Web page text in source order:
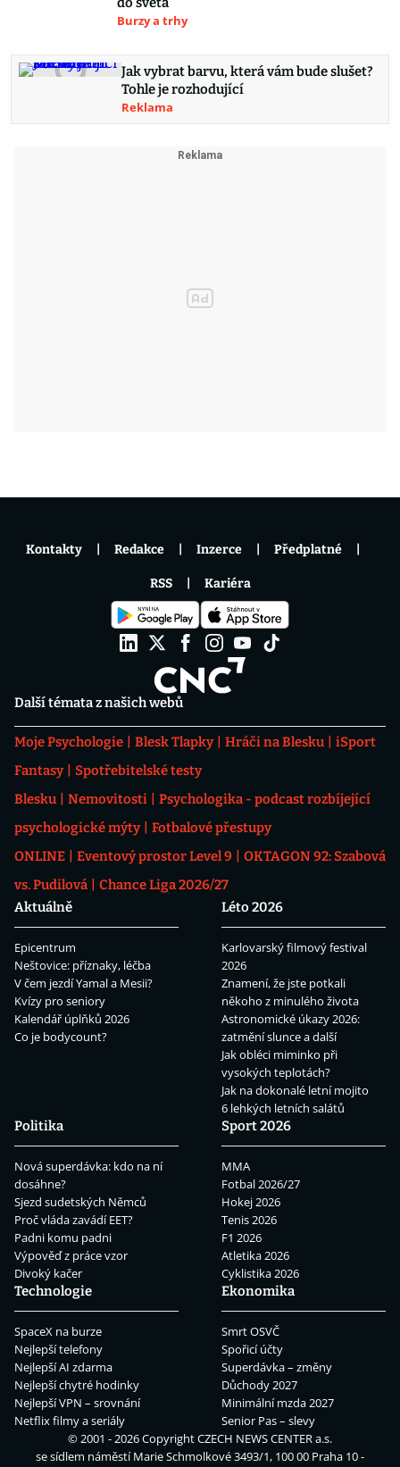
Burzy a trhy
Jak vybrat barvu, která vám bude slušet?
Tohle je rozhodující
Reklama
Další témata z našich webů
Moje Psychologie Blesk Tlapky Hráči na Blesku
iSport
Fantasy
Spotřebitelské testy
Blesku
Nemovitosti
Psychologika - podcast rozbíjející
psychologické mýty
Fotbalové přestupy
ONLINE
Eventový prostor Level 9
OKTAGON 92: Szabová
vs. Pudilová
Chance Liga 2026/27
Aktuálně
Epicentrum
Neštovice: příznaky, léčba
V čem jezdí Yamal a Mesii?
Kvízy pro seniory
Kalendář úplňků 2026
Co je bodycount?
Léto 2026
Karlovarský filmový festival
2026
Znamení, že jste potkali
někoho z minulého života
Astronomické úkazy 2026:
zatmění slunce a další
Jak obléci miminko při
vysokých teplotách?
Jak na dokonalé letní mojito
6 lehkých letních salátů
Politika
Nová superdávka: kdo na ní
dosáhne?
Sjezd sudetských Němců
Proč vláda zavádí EET?
Padni komu padni
Výpověď z práce vzor
Divoký kačer
Sport 2026
MMA
Fotbal 2026/27
Hokej 2026
Tenis 2026
F1 2026
Atletika 2026
Cyklistika 2026
Technologie
SpaceX na burze
Nejlepší telefony
Nejlepší AI zdarma
Nejlepší chytré hodinky
Nejlepší VPN – srovnání
Netflix filmy a seriály
Ekonomika
Smrt OSVČ
Spořicí účty
Superdávka – změny
Důchody 2027
Minimální mzda 2027
Senior Pas – slevy
Kontakty Redakce Inzerce Předplatné
RSS Kariéra
© 2001 - 2026 CopyrightCZECH NEWS CENTER a.s.
se sídlem náměstí Marie Schmolkové 3493/1, 100 00 Praha 10 -